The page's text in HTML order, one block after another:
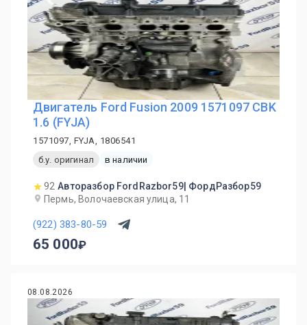
Двигатель Ford Fusion 2009 1571097 CBK
1.6 (FYJA)
1571097, FYJA, 1806541
б.у. оригинал
в наличии
92 Авторазбор FordRazbor59| ФордРазбор59
Пермь, Волочаевская улица, 11
(922) 383-80-59
65 000
08.08.2026